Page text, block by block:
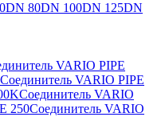
DN 80DN 100DN 125DN
VARIO PIPE
Соединитель VARIO PIPE
Соединитель VARIO
250Соединитель VARIO